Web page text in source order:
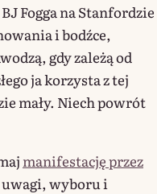
Fogga na Stanfordzie
i bodźce,
gdy zależą od
ja korzysta z tej
mały. Niech powrót
manifestację przez
wyboru i